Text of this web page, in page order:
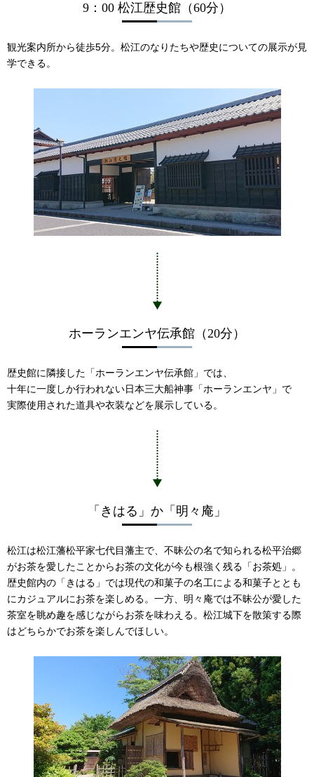
9：00 松江歴史館（60分）
観光案内所から徒歩5分。松江のなりたちや歴史についての展示が見
学できる。
ホーランエンヤ伝承館（20分）
歴史館に隣接した「ホーランエンヤ伝承館」では、
十年に一度しか行われない日本三大船神事「ホーランエンヤ」で
実際使用された道具や衣装などを展示している。
「きはる」か「明々庵」
松江は松江藩松平家七代目藩主で、不昧公の名で知られる松平治郷
がお茶を愛したことからお茶の文化が今も根強く残る「お茶処」。
歴史館内の「きはる」では現代の和菓子の名工による和菓子ととも
にカジュアルにお茶を楽しめる。一方、明々庵では不昧公が愛した
茶室を眺め趣を感じながらお茶を味わえる。松江城下を散策する際
はどちらかでお茶を楽しんでほしい。